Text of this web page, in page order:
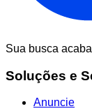
Sua busca
Soluções e
Anuncie